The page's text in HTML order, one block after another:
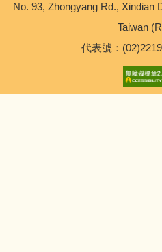
No. 93, Zhongyang Rd., Xindian
Taiwan
代表號：